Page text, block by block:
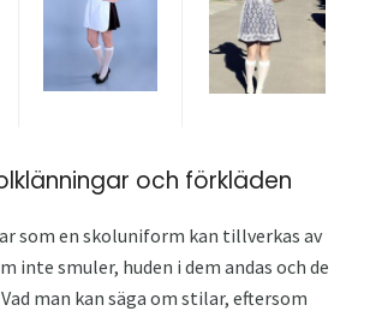
och förkläden
som en skoluniform kan tillverkas av
inte smuler, huden i dem andas och de
man kan säga om stilar, eftersom